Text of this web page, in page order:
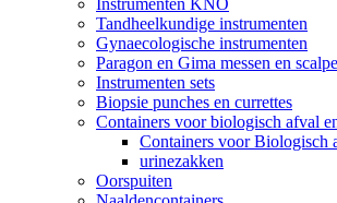
Tandheelkundige instrumenten
Gynaecologische instrumenten
Paragon en Gima messen en
Instrumenten sets
Biopsie punches en currettes
Containers voor biologisch afval
Containers voor Biologisch
urinezakken
Oorspuiten